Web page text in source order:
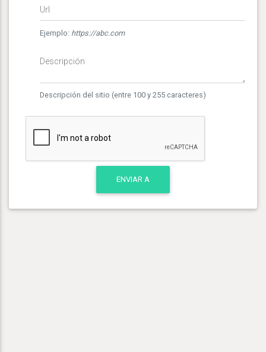
Url
Ejemplo: https://abc.com
Descripción
Descripción del sitio (entre 100 y 255 caracteres)
ENVIAR A